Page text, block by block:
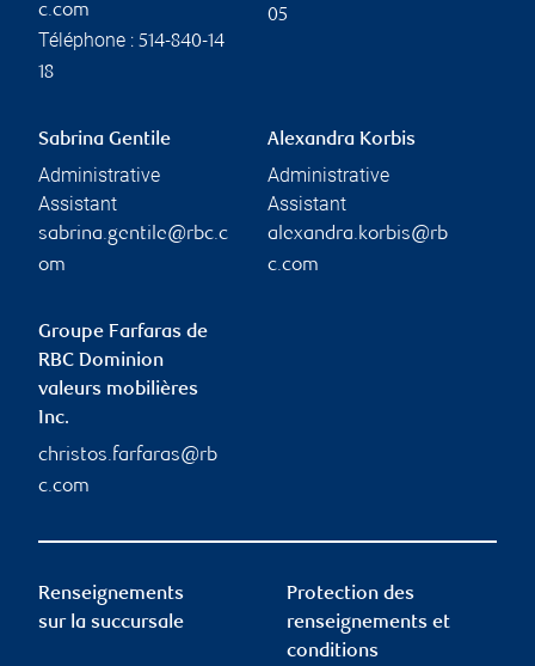
c.com
Téléphone : 514-840-14
18
05
Sabrina Gentile
Administrative
Assistant
sabrina.gentile@rbc.c
om
Alexandra Korbis
Administrative
Assistant
alexandra.korbis@rb
c.com
Groupe Farfaras de
RBC Dominion
valeurs mobilières
Inc.
christos.farfaras@rb
c.com
Renseignements
sur la succursale
Protection des
renseignements et
conditions